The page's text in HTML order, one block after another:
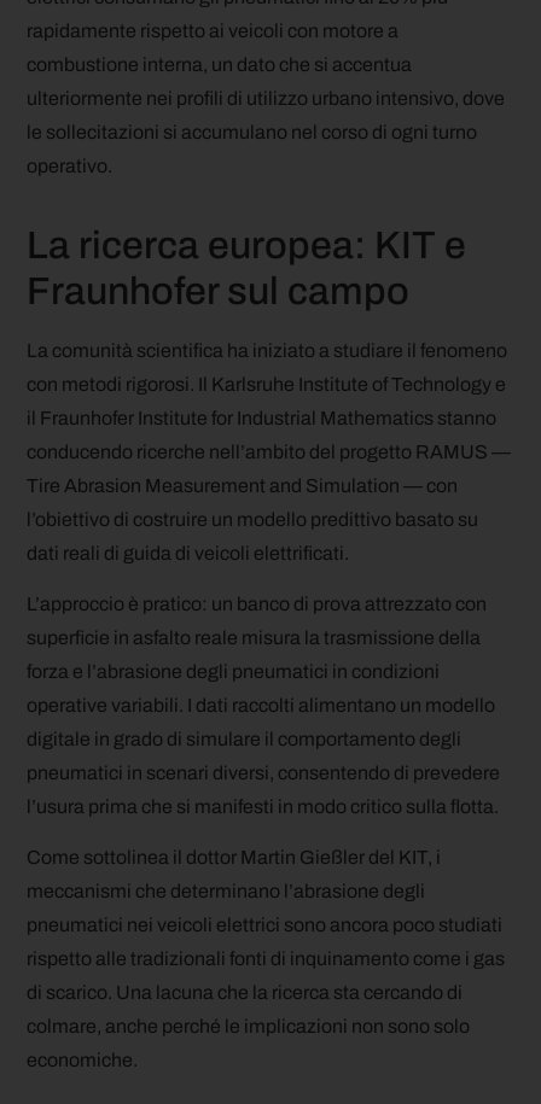
rapidamente rispetto ai veicoli con motore a
combustione interna, un dato che si accentua
ulteriormente nei profili di utilizzo urbano intensivo, dove
le sollecitazioni si accumulano nel corso di ogni turno
operativo.
La ricerca europea: KIT e
Fraunhofer sul campo
La comunità scientifica ha iniziato a studiare il fenomeno
con metodi rigorosi. Il Karlsruhe Institute of Technology e
il Fraunhofer Institute for Industrial Mathematics stanno
conducendo ricerche nell’ambito del progetto RAMUS —
Tire Abrasion Measurement and Simulation — con
l’obiettivo di costruire un modello predittivo basato su
dati reali di guida di veicoli elettrificati.
L’approccio è pratico: un banco di prova attrezzato con
superficie in asfalto reale misura la trasmissione della
forza e l’abrasione degli pneumatici in condizioni
operative variabili. I dati raccolti alimentano un modello
digitale in grado di simulare il comportamento degli
pneumatici in scenari diversi, consentendo di prevedere
l’usura prima che si manifesti in modo critico sulla flotta.
Come sottolinea il dottor Martin Gießler del KIT, i
meccanismi che determinano l’abrasione degli
pneumatici nei veicoli elettrici sono ancora poco studiati
rispetto alle tradizionali fonti di inquinamento come i gas
di scarico. Una lacuna che la ricerca sta cercando di
colmare, anche perché le implicazioni non sono solo
economiche.